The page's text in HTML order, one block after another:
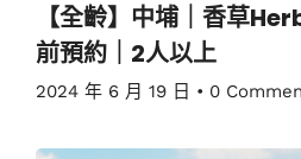
【全齡】中埔｜香草
前預約｜2人以上
2024 年 6 月 19 日 • 0